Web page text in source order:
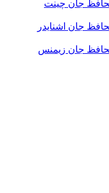
جان چینت
جان اشنایدر
جان زیمنس